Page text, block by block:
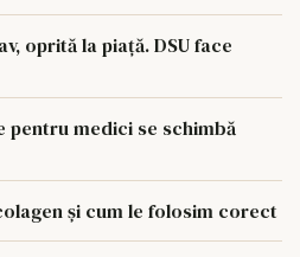
oprită la piață. DSU face
pentru medici se schimbă
și cum le folosim corect